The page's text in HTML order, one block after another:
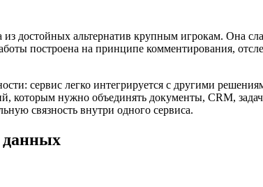
достойных альтернатив крупным игрокам. Она
построена на принципе комментирования,
сервис легко интегрируется с другими
которым нужно объединять документы, CRM,
связность внутри одного сервиса.
данных